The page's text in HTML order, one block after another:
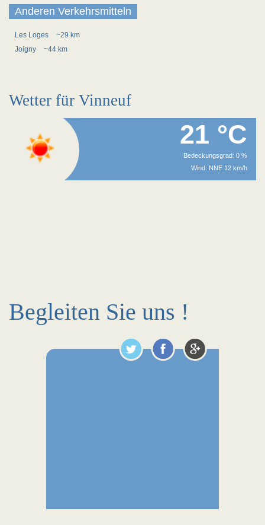
Anderen Verkehrsmitteln
Les Loges
~29 km
Joigny
~44 km
Wetter für Vinneuf
21 °C
Bedeckungsgrad: 0 %
Wind: NNE 12 km/h
Begleiten Sie uns !